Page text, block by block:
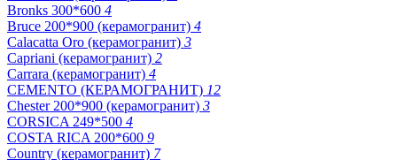
Bronks 300*600 4
Bruce 200*900 (керамогранит) 4
Calacatta Oro (керамогранит) 3
Capriani (керамогранит) 2
Carrara (керамогранит) 4
CEMENTO (КЕРАМОГРАНИТ) 12
Chester 200*900 (керамогранит) 3
CORSICA 249*500 4
COSTA RICA 200*600 9
Country (керамогранит) 7